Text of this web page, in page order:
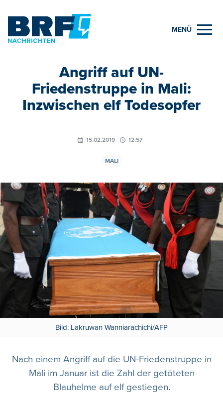
MENÜ
Angriff auf UN-
Friedenstruppe in Mali:
Inzwischen elf Todesopfer
15.02.2019 12:57
MALI
Bild: Lakruwan Wanniarachichi/AFP
Nach einem Angriff auf die UN-Friedenstruppe in
Mali im Januar ist die Zahl der getöteten
Blauhelme auf elf gestiegen.